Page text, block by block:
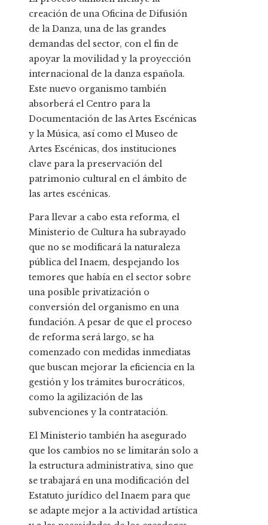
creación de una Oficina de Difusión
de la Danza, una de las grandes
demandas del sector, con el fin de
apoyar la movilidad y la proyección
internacional de la danza española.
Este nuevo organismo también
absorberá el Centro para la
Documentación de las Artes Escénicas
y la Música, así como el Museo de
Artes Escénicas, dos instituciones
clave para la preservación del
patrimonio cultural en el ámbito de
las artes escénicas.
Para llevar a cabo esta reforma, el
Ministerio de Cultura ha subrayado
que no se modificará la naturaleza
pública del Inaem, despejando los
temores que había en el sector sobre
una posible privatización o
conversión del organismo en una
fundación. A pesar de que el proceso
de reforma será largo, se ha
comenzado con medidas inmediatas
que buscan mejorar la eficiencia en la
gestión y los trámites burocráticos,
como la agilización de las
subvenciones y la contratación.
El Ministerio también ha asegurado
que los cambios no se limitarán solo a
la estructura administrativa, sino que
se trabajará en una modificación del
Estatuto jurídico del Inaem para que
se adapte mejor a la actividad artística